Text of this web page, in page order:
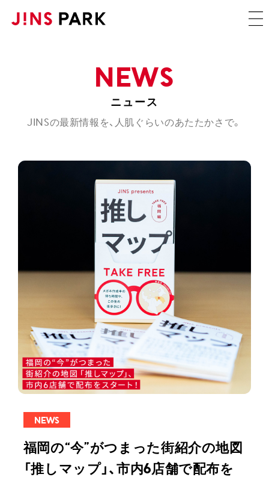
NEWS
JINSの最新情報を、人肌ぐらいのあたたかさで。
NEWS
福岡の“今”がつまった街紹介の地図
「推しマップ」、市内6店舗で配布を